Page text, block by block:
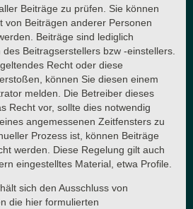
Beiträge zu prüfen. Sie können
von Beiträgen anderer Personen
Beiträge sind lediglich
Beitragserstellers bzw -einstellers.
Recht oder diese
können Sie diesen einem
melden. Die Betreiber dieses
Recht vor, sollte dies notwendig
angemessenen Zeitfensters zu
Prozess ist, können Beiträge
werden. Diese Regelung gilt auch
eingestelltes Material, etwa Profile.
sich den Ausschluss von
die hier formulierten